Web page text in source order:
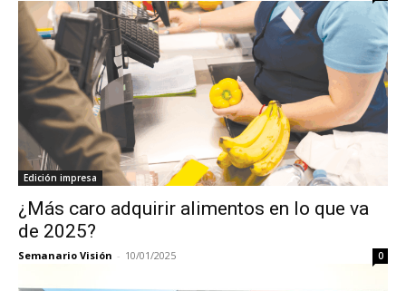
Edición impresa
¿Más caro adquirir alimentos en lo que va
de 2025?
Semanario Visión - 10/01/2025 0